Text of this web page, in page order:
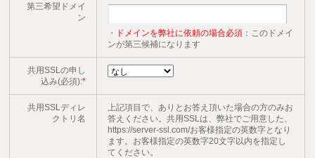
第三希望ドメイ
ン
・
ドメインを弊社に依頼の場合必須 ：このドメイ
ンが第三候補になります
共用SSLの申し
込み(必須):*
共用SSLディレ
クトリ名
上記項目で、ありとお答え頂いた場合の方のみお
答えください。共用SSLは、弊社でご用意した、
https://server-ssl.com/お客様指定の英数字となり
ます。お客様指定の英数字20文字以内を指定し
てください。